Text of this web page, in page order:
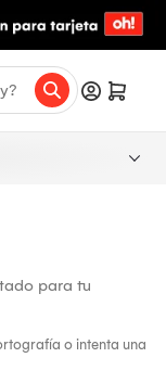
para tu
o intenta una